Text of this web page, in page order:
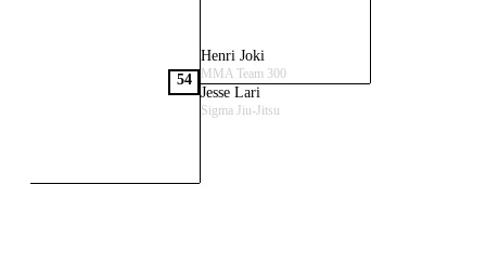
Henri Joki
MMA Team 300
54
Jesse Lari
Sigma Jiu-Jitsu